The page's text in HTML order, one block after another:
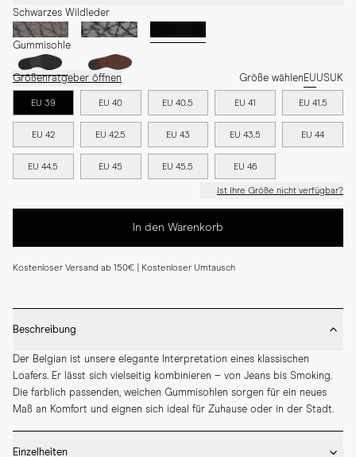
Schwarzes Wildleder
Gummisohle
Größenratgeber öffnen Größe wählenEUUSUK
EU 39 EU 40 EU 40.5 EU 41 EU 41.5
EU 42 EU 42.5 EU 43 EU 43.5 EU 44
EU 44.5 EU 45 EU 45.5 EU 46
Ist Ihre Größe nicht verfügbar?
In den Warenkorb
Kostenloser Versand ab 150€ | Kostenloser Umtausch
Beschreibung
Der Belgian ist unsere elegante Interpretation eines klassischen
Loafers. Er lässt sich vielseitig kombinieren – von Jeans bis Smoking.
Die farblich passenden, weichen Gummisohlen sorgen für ein neues
Maß an Komfort und eignen sich ideal für Zuhause oder in der Stadt.
Einzelheiten